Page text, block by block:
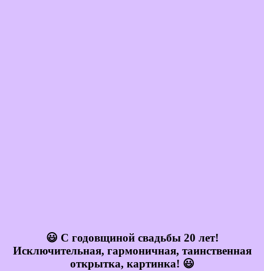
😃 С годовщиной свадьбы 20 лет!
Исключительная, гармоничная, таинственная
открытка, картинка! 😃